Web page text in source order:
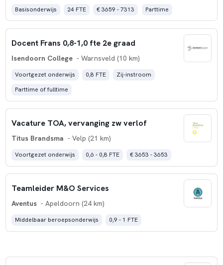
Basisonderwijs 24 FTE € 3659 - 7313 Parttime
Docent Frans 0,8-1,0 fte 2e graad
Isendoorn College - Warnsveld (10 km)
Voortgezet onderwijs 0,8 FTE
Zij-instroom
Parttime of fulltime
Vacature TOA, vervanging zw verlof
Titus Brandsma - Velp (21 km)
Voortgezet onderwijs 0,6 - 0,8 FTE € 3653 - 3653
Teamleider M&O Services
Aventus - Apeldoorn (24 km)
Middelbaar beroepsonderwijs 0,9 - 1 FTE